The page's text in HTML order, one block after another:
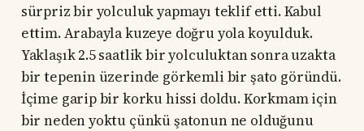
sürpriz bir yolculuk yapmayı teklif etti. Kabul
ettim. Arabayla kuzeye doğru yola koyulduk.
Yaklaşık 2.5 saatlik bir yolculuktan sonra uzakta
bir tepenin üzerinde görkemli bir şato göründü.
İçime garip bir korku hissi doldu. Korkmam için
bir neden yoktu çünkü şatonun ne olduğunu